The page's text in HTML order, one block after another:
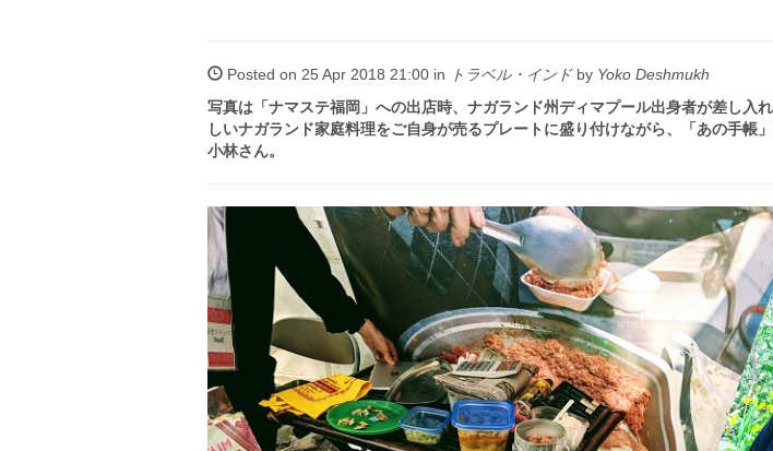
Posted on 25 Apr 2018 21:00 in トラベル・インドby Yoko Deshmukh
写真は「ナマステ福岡」への出店時、ナガランド州ディマプール出身者が差し入
しいナガランド家庭料理をご自身が売るプレートに盛り付けながら、「あの手帳
小林さん。